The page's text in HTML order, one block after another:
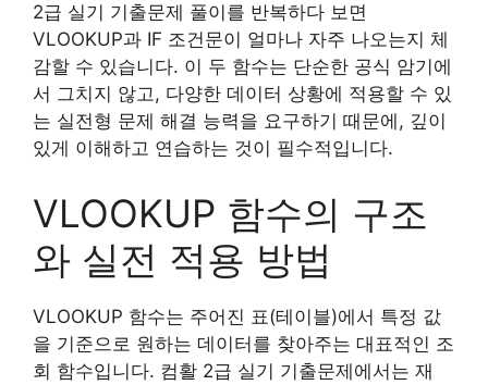
2급 실기 기출문제 풀이를 반복하다 보면
VLOOKUP과 IF 조건문이 얼마나 자주 나오는지 체
감할 수 있습니다. 이 두 함수는 단순한 공식 암기에
서 그치지 않고, 다양한 데이터 상황에 적용할 수 있
는 실전형 문제 해결 능력을 요구하기 때문에, 깊이
있게 이해하고 연습하는 것이 필수적입니다.
VLOOKUP 함수의 구조
와 실전 적용 방법
VLOOKUP 함수는 주어진 표(테이블)에서 특정 값
을 기준으로 원하는 데이터를 찾아주는 대표적인 조
회 함수입니다. 컴활 2급 실기 기출문제에서는 재